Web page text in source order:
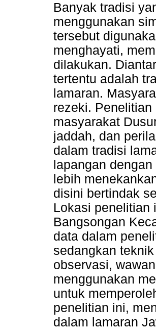
Banyak tradisi
menggunakan
tersebut
menghayati,
dilakukan.
tertentu adalah
lamaran.
rezeki.
masyarakat
jaddah, dan
dalam tradisi
lapangan
lebih
disini bertindak
Lokasi penelitian
Bangsongan
data dalam
sedangkan
observasi,
menggunakan
untuk
penelitian ini,
dalam lamaran